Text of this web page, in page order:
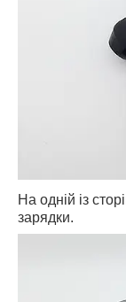
На одній із
зарядки.